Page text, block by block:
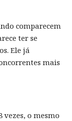
comparecem
ter se
Ele já
mais
o mesmo